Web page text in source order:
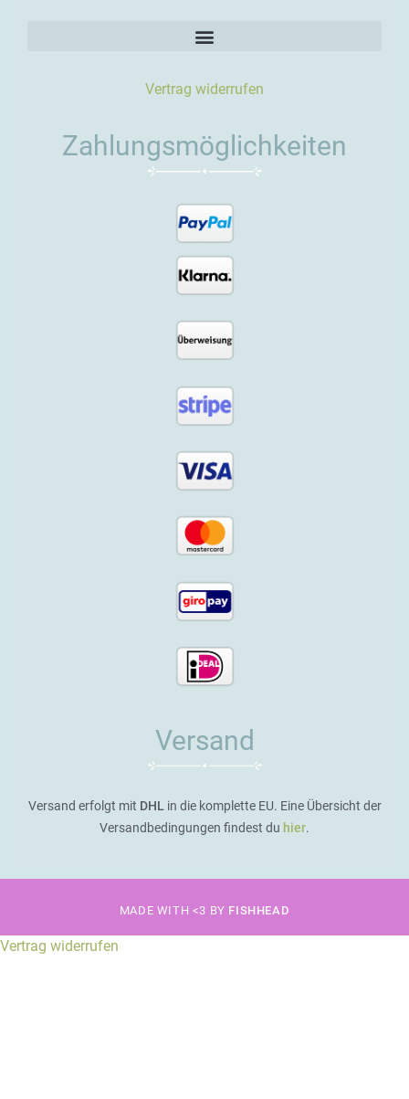
Vertrag widerrufen
Zahlungsmöglichkeiten
Versand
Versand erfolgt mit DHL in die komplette EU. Eine Übersicht der
Versandbedingungen findest du hier.
MADE WITH <3 BY FISHHEAD
Vertrag widerrufen